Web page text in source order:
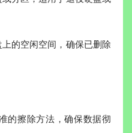
的空闲空间，确保已删除
的擦除方法，确保数据彻